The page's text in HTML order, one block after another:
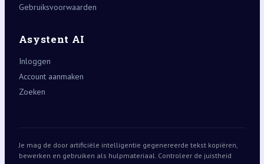
Gebruiksvoorwaarden
Asystent AI
Inloggen
Account aanmaken
Zoeken
Je mag de door artificiële intelligentie gegenereerde tekst kopiëren,
bewerken en gebruiken als hulpmateriaal. Controleer de juistheid